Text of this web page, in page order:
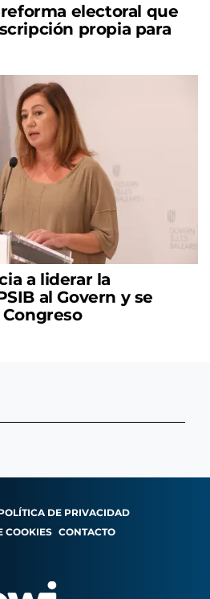
electoral que
propia para
a liderar la
al Govern y se
DE PRIVACIDAD
COOKIES CONTACTO